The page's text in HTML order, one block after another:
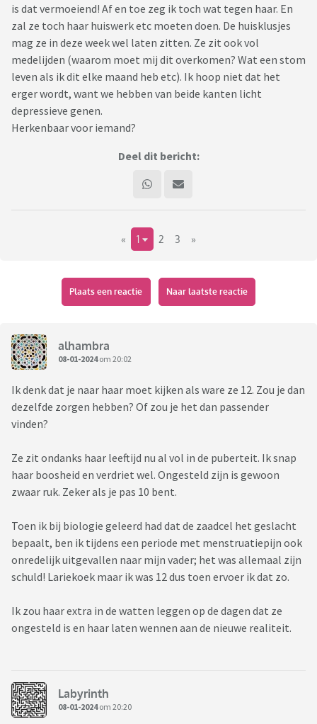
is dat vermoeiend! Af en toe zeg ik toch wat tegen haar. En
zal ze toch haar huiswerk etc moeten doen. De huisklusjes
mag ze in deze week wel laten zitten. Ze zit ook vol
medelijden (waarom moet mij dit overkomen? Wat een stom
leven als ik dit elke maand heb etc). Ik hoop niet dat het
erger wordt, want we hebben van beide kanten licht
depressieve genen.
Herkenbaar voor iemand?
Deel dit bericht:
« 1 2 3 »
Plaats een reactie Naar laatste reactie
alhambra
08-01-2024om 20:02
Ik denk dat je naar haar moet kijken als ware ze 12. Zou je dan
dezelfde zorgen hebben? Of zou je het dan passender
vinden?
Ze zit ondanks haar leeftijd nu al vol in de puberteit. Ik snap
haar boosheid en verdriet wel. Ongesteld zijn is gewoon
zwaar ruk. Zeker als je pas 10 bent.
Toen ik bij biologie geleerd had dat de zaadcel het geslacht
bepaalt, ben ik tijdens een periode met menstruatiepijn ook
onredelijk uitgevallen naar mijn vader; het was allemaal zijn
schuld! Lariekoek maar ik was 12 dus toen ervoer ik dat zo.
Ik zou haar extra in de watten leggen op de dagen dat ze
ongesteld is en haar laten wennen aan de nieuwe realiteit.
Labyrinth
08-01-2024om 20:20